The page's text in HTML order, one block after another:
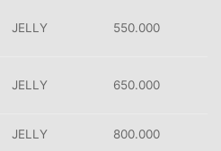
JELLY 550.000
JELLY 650.000
JELLY 800.000